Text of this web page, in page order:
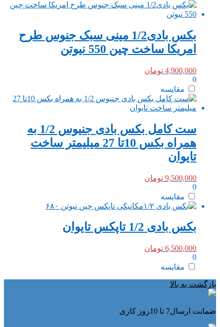
بکس بادی1/2 مینی سبک جنوس طرح
امریکا ساخت چین 550 نیوتن
4,900,000 تومان
0
مقایسه
ست کامل بکس بادی جنیوس 1/2 به
همراه بکس 10تا 27 میلیمتر ساخت
تایوان
9,500,000 تومان
0
مقایسه
بکس بادی 1/2 تاپکس تایوان
6,500,000 تومان
0
مقایسه
بازگشت به بالا
ضمانت ارسال7 تا 10روز کاری